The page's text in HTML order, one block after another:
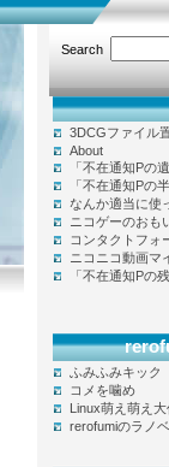
Search
3DCGファイル
About
「不在通知Pの
「不在通知Pの
なんか適当に使
ニコゲーのおも
コンタクトフォ
ニコニコ動画マ
「不在通知Pの
ふみふみキック
コメを噛め
Linux萌え萌え
rerofumiのラノ